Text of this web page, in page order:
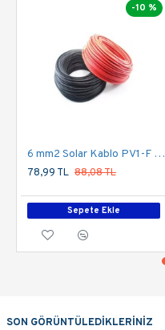
-10 %
6 mm2 Solar Kablo PV1-F Kırmızı
78,99 TL 88,08 TL
Sepete Ekle
SON GÖRÜNTÜLEDİKLERİNİZ